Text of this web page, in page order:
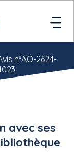
avec ses
n°AO-2624-